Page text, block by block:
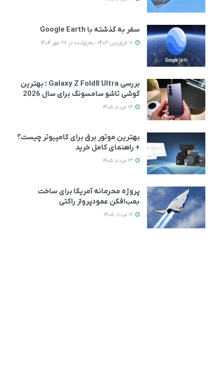
سفر به گذشته با Google Earth
بررسی Galaxy Z Fold8 Ultra ؛ بهترین
گوشی تاشو سامسونگ برای سال 2026
بهترین موتور برق برای کامپیوتر چیست؟
+ راهنمای کامل خرید
پروژه محرمانه آمریکا برای ساخت
بمب‌افکن عمودپرواز راکتی